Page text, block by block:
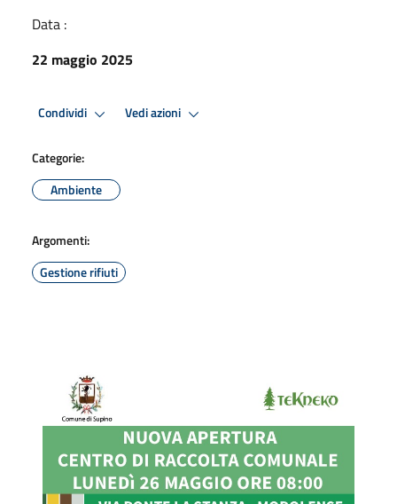
Data :
22 maggio 2025
Condividi Vedi azioni
Categorie:
Ambiente
Argomenti:
Gestione rifiuti